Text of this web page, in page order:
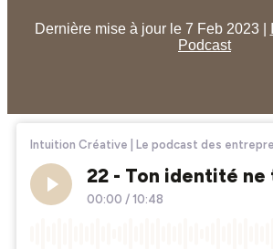
Dernière mise à jour le 7 Feb 2023|
Podcast